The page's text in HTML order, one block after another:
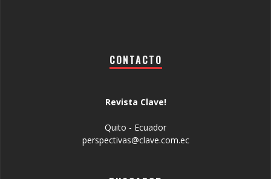
CONTACTO
Revista Clave!
Quito - Ecuador
perspectivas@clave.com.ec